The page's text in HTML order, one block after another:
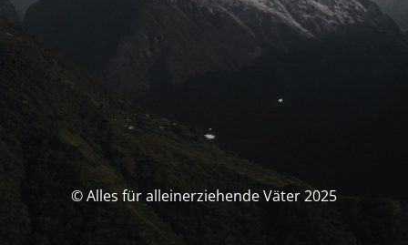
© Alles für alleinerziehende Väter 2025